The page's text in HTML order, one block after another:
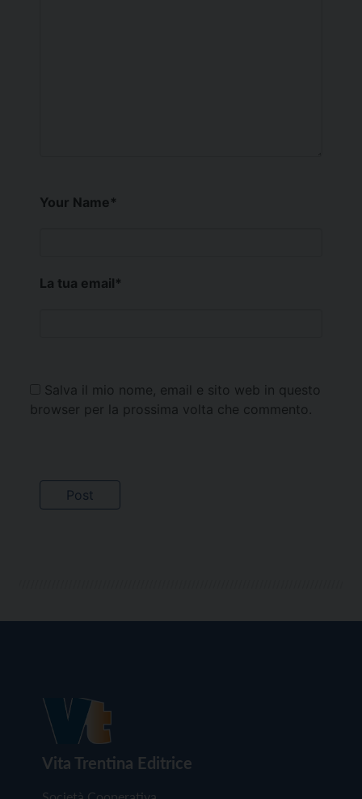
Your Name*
La tua email*
Salva il mio nome, email e sito web in questo
browser per la prossima volta che commento.
Vita Trentina Editrice